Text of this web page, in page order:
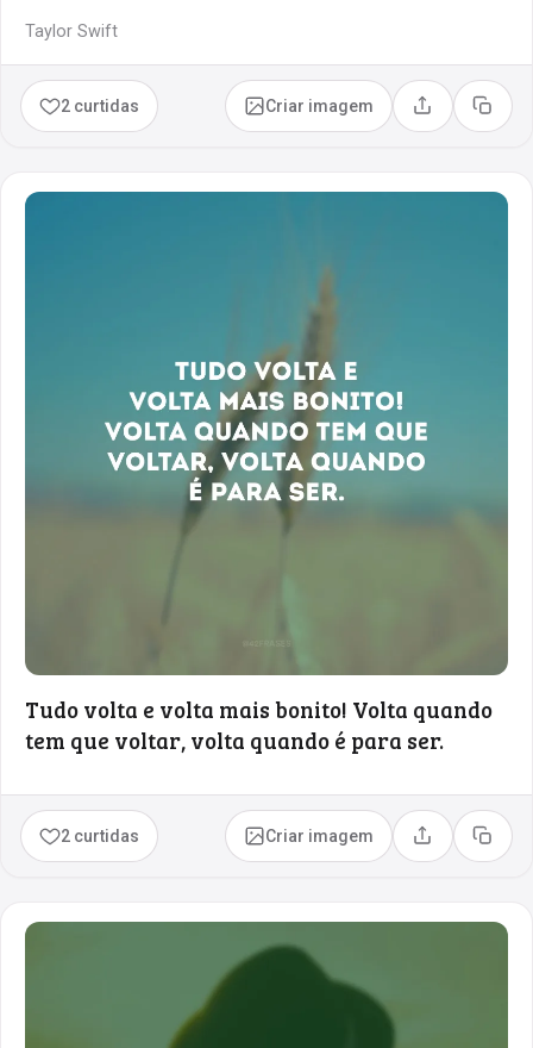
Taylor Swift
2 curtidas Criar imagem Compartilhar
Copiar
Tudo volta e volta mais bonito! Volta quando
tem que voltar, volta quando é para ser.
2 curtidas Criar imagem Compartilhar
Copiar